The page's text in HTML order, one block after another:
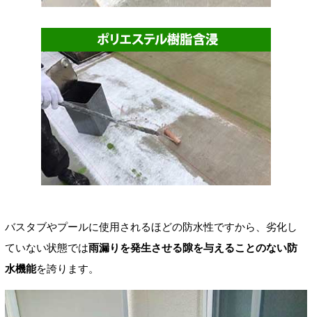
バスタブやプールに使用されるほどの防水性ですから、劣化し
ていない状態では雨漏りを発生させる隙を与えることのない防
水機能を誇ります。